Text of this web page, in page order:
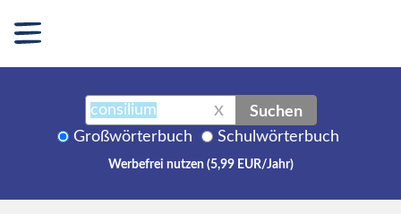
X Suchen
Großwörterbuch Schulwörterbuch
Werbefrei nutzen (5,99 EUR/Jahr)